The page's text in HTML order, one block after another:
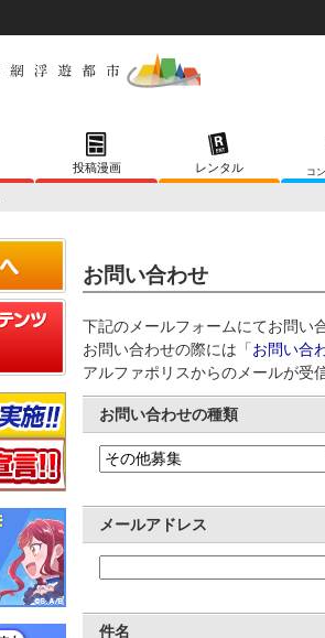
投稿漫画 レンタル
コ
お問い合わせ
下記のメールフォームにてお問い
お問い合わせの際には「お問い合
アルファポリスからのメールが受
お問い合わせの種類
メールアドレス
件名